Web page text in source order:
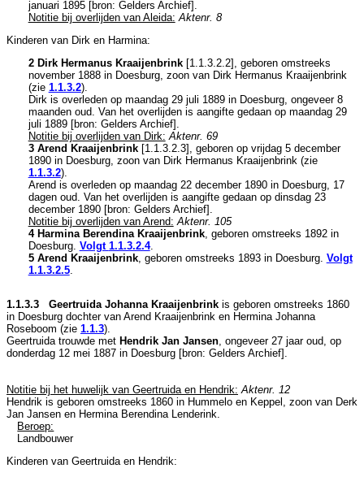
januari 1895 [bron: Gelders Archief].
Notitie bij overlijden van Aleida: Aktenr. 8
Kinderen van Dirk en Harmina:
2 Dirk Hermanus Kraaijenbrink[1.1.3.2.2], geboren omstreeks
november 1888 in Doesburg, zoon van Dirk Hermanus Kraaijenbrink
(zie 1.1.3.2).
Dirk is overleden op maandag 29 juli 1889 in Doesburg, ongeveer 8
maanden oud. Van het overlijden is aangifte gedaan op maandag 29
juli 1889 [bron: Gelders Archief].
Notitie bij overlijden van Dirk: Aktenr. 69
3 Arend Kraaijenbrink[1.1.3.2.3], geboren op vrijdag 5 december
1890 in Doesburg, zoon van Dirk Hermanus Kraaijenbrink (zie
1.1.3.2).
Arend is overleden op maandag 22 december 1890 in Doesburg, 17
dagen oud. Van het overlijden is aangifte gedaan op dinsdag 23
december 1890 [bron: Gelders Archief].
Notitie bij overlijden van Arend: Aktenr. 105
4 Harmina Berendina Kraaijenbrink, geboren omstreeks 1892 in
Doesburg. Volgt 1.1.3.2.4.
5 Arend Kraaijenbrink, geboren omstreeks 1893 in Doesburg. Volgt
1.1.3.2.5.
1.1.3.3 Geertruida Johanna Kraaijenbrink is geboren omstreeks 1860
in Doesburg dochter van Arend Kraaijenbrink en Hermina Johanna
Roseboom (zie 1.1.3).
Geertruida trouwde met Hendrik Jan Jansen, ongeveer 27 jaar oud, op
donderdag 12 mei 1887 in Doesburg [bron: Gelders Archief].
Notitie bij het huwelijk van Geertruida en Hendrik: Aktenr. 12
Hendrik is geboren omstreeks 1860 in Hummelo en Keppel , zoon van Derk
Jan Jansen en Hermina Berendina Lenderink.
Beroep:
Landbouwer
Kinderen van Geertruida en Hendrik: